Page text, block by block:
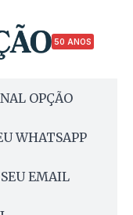
50 ANOS
OPÇÃO
WHATSAPP
EMAIL